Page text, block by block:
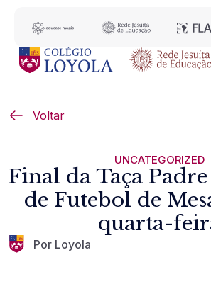
Voltar
UNCATEGORIZED
Final da Taça
de Futebol de
quarta-
Por Loyola